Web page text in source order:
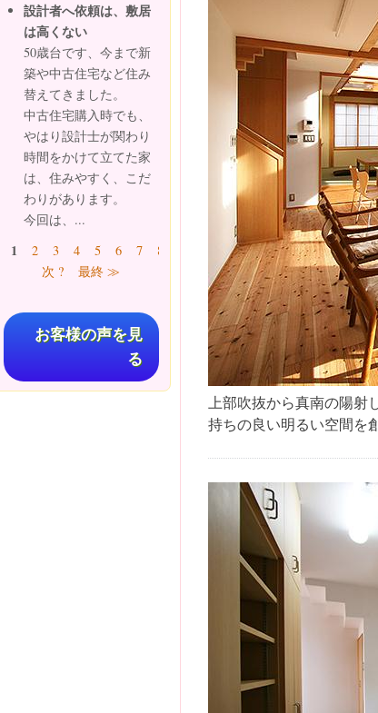
上部吹抜から真南の陽
持ちの良い明るい空間を
設計者へ依頼は、敷居
は高くない
50歳台です、今まで新
築や中古住宅など住み
替えてきました。
中古住宅購入時でも、
やはり設計士が関わり
時間をかけて立てた家
は、住みやすく、こだ
わりがあります。
今回は、...
ページ
1 2 3 4 5 6 7 8
次 ?
最終 ≫
お客様の声を見
る